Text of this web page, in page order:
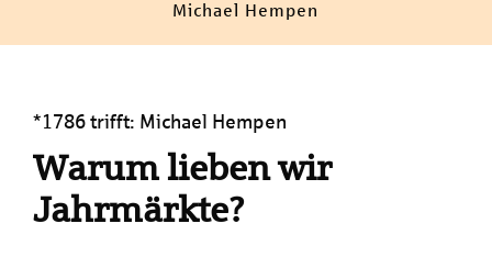
Michael Hempen
*1786 trifft: Michael Hempen
Warum lieben wir
Jahrmärkte?